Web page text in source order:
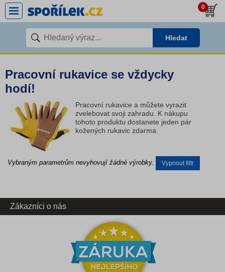
0
Hledat
Pracovní rukavice se vždycky
hodí!
Pracovní rukavice a můžete vyrazit
zvelebovat svoji zahradu. K nákupu
tohoto produktu dostanete jeden pár
kožených rukavic zdarma.
Vybraným parametrům nevyhovují žádné výrobky. Vypnout filtr
Zákazníci o nás